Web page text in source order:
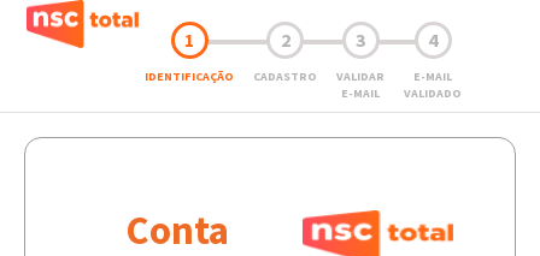
1
IDENTIFICAÇÃO
2
CADASTRO
3
VALIDAR
E-MAIL
4
E-MAIL
VALIDADO
Conta